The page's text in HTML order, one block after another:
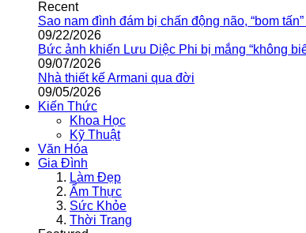
Recent
Sao nam đình đám bị chấn động não, “bom
09/22/2026
Bức ảnh khiến Lưu Diệc Phi bị mắng “không
09/07/2026
Nhà thiết kế Armani qua đời
09/05/2026
Kiến Thức
Khoa Học
Kỹ Thuật
Văn Hóa
Gia Đình
Làm Đẹp
Ẩm Thực
Sức Khỏe
Thời Trang